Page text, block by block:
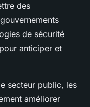
des
de sécurité
anticiper et
secteur public, les
améliorer